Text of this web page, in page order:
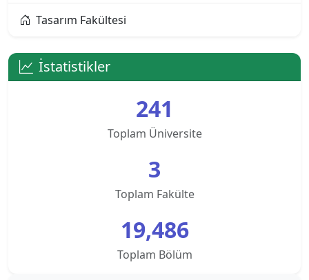
Altınbaş Üniversitesi
Amasya Üniversitesi
Ankara Medipol Üniversitesi
Ankara Müzik ve Güzel Sanatlar Üniversitesi
Ankara Sosyal Bilimler Üniversitesi
Tasarım Fakültesi
İstatistikler
241
Toplam Üniversite
3
Toplam Fakülte
19,486
Toplam Bölüm